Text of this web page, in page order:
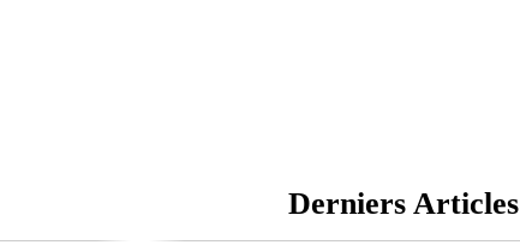
Derniers Articles